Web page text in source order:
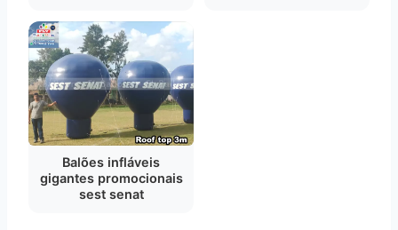
Balões infláveis
gigantes promocionais
sest senat